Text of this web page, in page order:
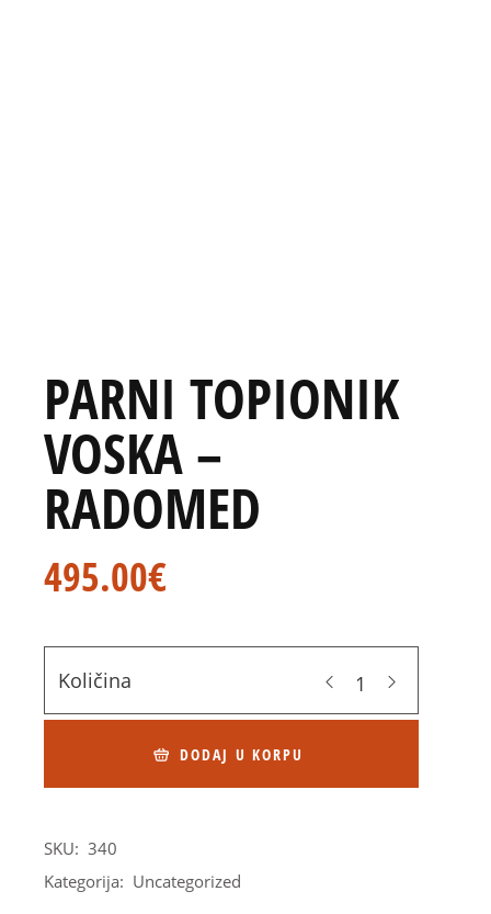
PARNI TOPIONIK
VOSKA –
RADOMED
495.00€
Količina
DODAJ U KORPU
SKU: 340
Kategorija: Uncategorized